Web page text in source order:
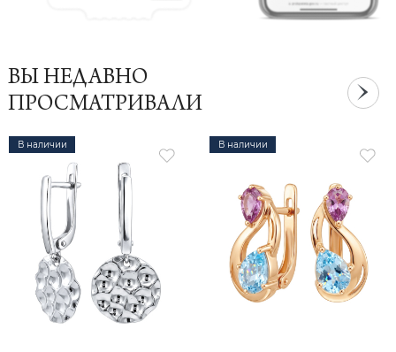
ВЫ НЕДАВНО
ПРОСМАТРИВАЛИ
В наличии В наличии